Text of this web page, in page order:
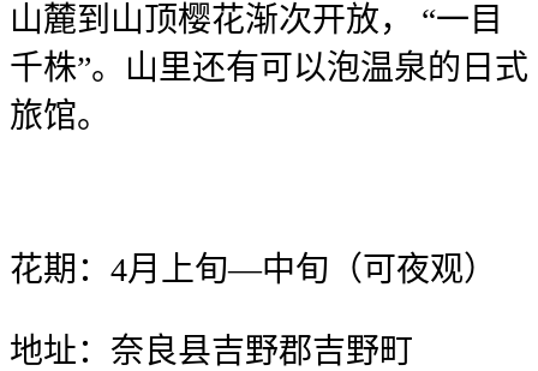
山麓到山顶樱花渐次开放， “一目
千株”。山里还有可以泡温泉的日式
旅馆。
花期：4月上旬—中旬（可夜观）
地址：奈良县吉野郡吉野町